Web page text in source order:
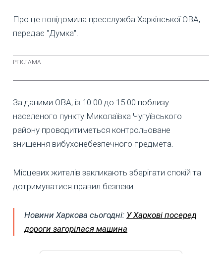
Про це повідомила пресслужба Харківської ОВА,
передає "Думка".
За даними ОВА, із 10.00 до 15.00 поблизу
населеного пункту Миколаївка Чугуївського
району проводитиметься контрольоване
знищення вибухонебезпечного предмета.
Місцевих жителів закликають зберігати спокій та
дотримуватися правил безпеки.
Новини Харкова сьогодні: У Харкові посеред
дороги загорілася машина